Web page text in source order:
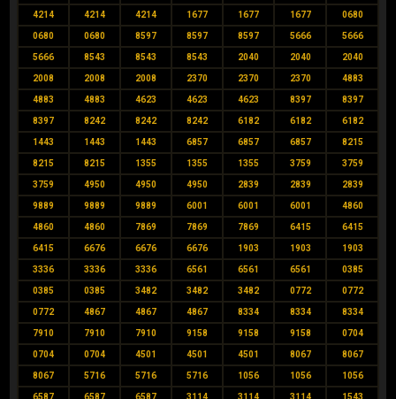
4214 4214 4214 1677 1677 1677 0680
0680 0680 8597 8597 8597 5666 5666
5666 8543 8543 8543 2040 2040 2040
2008 2008 2008 2370 2370 2370 4883
4883 4883 4623 4623 4623 8397 8397
8397 8242 8242 8242 6182 6182 6182
1443 1443 1443 6857 6857 6857 8215
8215 8215 1355 1355 1355 3759 3759
3759 4950 4950 4950 2839 2839 2839
9889 9889 9889 6001 6001 6001 4860
4860 4860 7869 7869 7869 6415 6415
6415 6676 6676 6676 1903 1903 1903
3336 3336 3336 6561 6561 6561 0385
0385 0385 3482 3482 3482 0772 0772
0772 4867 4867 4867 8334 8334 8334
7910 7910 7910 9158 9158 9158 0704
0704 0704 4501 4501 4501 8067 8067
8067 5716 5716 5716 1056 1056 1056
6587 6587 6587 3114 3114 3114 1543